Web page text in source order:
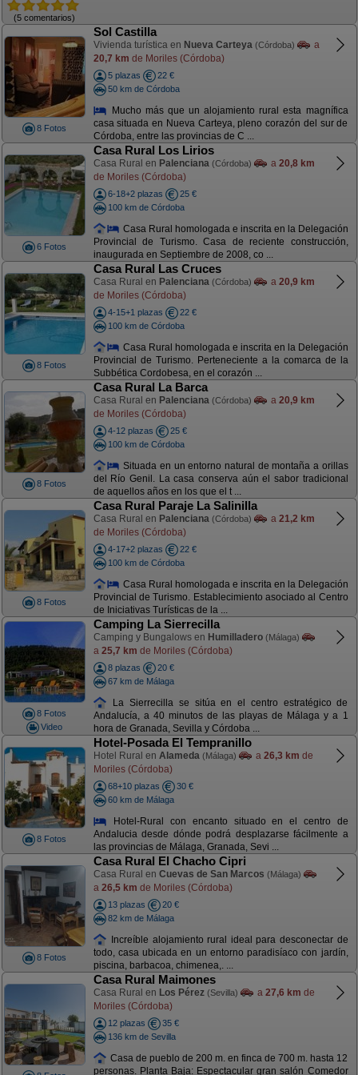
(5 comentarios)
8 Fotos
Sol Castilla
Vivienda turística en Nueva Carteya (Córdoba)
a
20,7 km de Moriles (Córdoba)
5 plazas
22 €
50 km de Córdoba
Mucho más que un alojamiento rural esta magnífica
casa situada en Nueva Carteya, pleno corazón del sur de
Córdoba, entre las provincias de C ...
6 Fotos
Casa Rural Los Lirios
Casa Rural en Palenciana (Córdoba) a 20,8 km
de Moriles (Córdoba)
6-18+2 plazas
25 €
100 km de Córdoba
Casa Rural homologada e inscrita en la Delegación
Provincial de Turismo. Casa de reciente construcción,
inaugurada en Septiembre de 2008, co ...
8 Fotos
Casa Rural Las Cruces
Casa Rural en Palenciana (Córdoba) a 20,9 km
de Moriles (Córdoba)
4-15+1 plazas
22 €
100 km de Córdoba
Casa Rural homologada e inscrita en la Delegación
Provincial de Turismo. Perteneciente a la comarca de la
Subbética Cordobesa, en el corazón ...
8 Fotos
Casa Rural La Barca
Casa Rural en Palenciana (Córdoba) a 20,9 km
de Moriles (Córdoba)
4-12 plazas
25 €
100 km de Córdoba
Situada en un entorno natural de montaña a orillas
del Río Genil. La casa conserva aún el sabor tradicional
de aquellos años en los que el t ...
8 Fotos
Casa Rural Paraje La Salinilla
Casa Rural en Palenciana (Córdoba) a 21,2 km
de Moriles (Córdoba)
4-17+2 plazas
22 €
100 km de Córdoba
Casa Rural homologada e inscrita en la Delegación
Provincial de Turismo. Establecimiento asociado al Centro
de Iniciativas Turísticas de la ...
8 Fotos
Video
Camping La Sierrecilla
Camping y Bungalows en Humilladero (Málaga)
a 25,7 km de Moriles (Córdoba)
8 plazas
20 €
67 km de Málaga
La Sierrecilla se sitúa en el centro estratégico de
Andalucía, a 40 minutos de las playas de Málaga y a 1
hora de Granada, Sevilla y Córdoba ...
8 Fotos
Hotel-Posada El Tempranillo
Hotel Rural en Alameda (Málaga) a 26,3 km de
Moriles (Córdoba)
68+10 plazas
30 €
60 km de Málaga
Hotel-Rural con encanto situado en el centro de
Andalucia desde dónde podrá desplazarse fácilmente a
las provincias de Málaga, Granada, Sevi ...
8 Fotos
Casa Rural El Chacho Cipri
Casa Rural en Cuevas de San Marcos (Málaga)
a 26,5 km de Moriles (Córdoba)
13 plazas
20 €
82 km de Málaga
Increíble alojamiento rural ideal para desconectar de
todo, casa ubicada en un entorno paradisíaco con jardín,
piscina, barbacoa, chimenea,. ...
Casa Rural Maimones
Casa Rural en Los Pérez (Sevilla) a 27,6 km de
Moriles (Córdoba)
12 plazas
35 €
136 km de Sevilla
Casa de pueblo de 200 m. en finca de 700 m. hasta 12
personas. Planta Baja: Espectacular gran salón Comedor